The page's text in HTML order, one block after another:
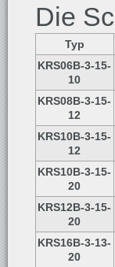
Die
Typ
KRS06B-3-15-
10
KRS08B-3-15-
12
KRS10B-3-15-
12
KRS10B-3-15-
20
KRS12B-3-15-
20
KRS16B-3-13-
20